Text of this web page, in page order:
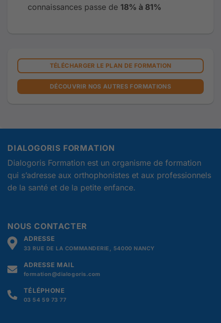
connaissances passe de 18% à 81%
TÉLÉCHARGER LE PLAN DE FORMATION
DÉCOUVRIR NOS AUTRES FORMATIONS
DIALOGORIS FORMATION
Dialogoris Formation est un organisme de formation
qui s’adresse aux orthophonistes et aux professionnels
de la santé et de la petite enfance.
NOUS CONTACTER
ADRESSE
33 RUE DE LA COMMANDERIE, 54000 NANCY
ADRESSE MAIL
formation@dialogoris.com
TÉLÉPHONE
03 54 59 73 77